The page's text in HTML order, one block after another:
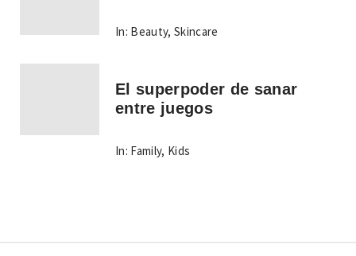
In: Beauty,Skincare
El superpoder de sanar
entre juegos
In: Family, Kids